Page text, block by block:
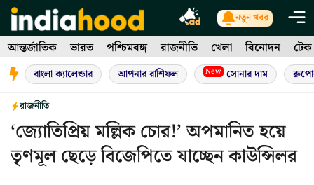
Skip
to
content
নতুন খবর
আন্তর্জাতিক ভারত পশ্চিমবঙ্গ রাজনীতি খেলা বিনোদন টেক
বাংলা ক্যালেন্ডার আপনার রাশিফল New সোনার দাম
রাজনীতি
‘জ্যোতিপ্রিয় মল্লিক চোর!’ অপমানিত হয়ে
তৃণমূল ছেড়ে বিজেপিতে যাচ্ছেন কাউন্সিলর